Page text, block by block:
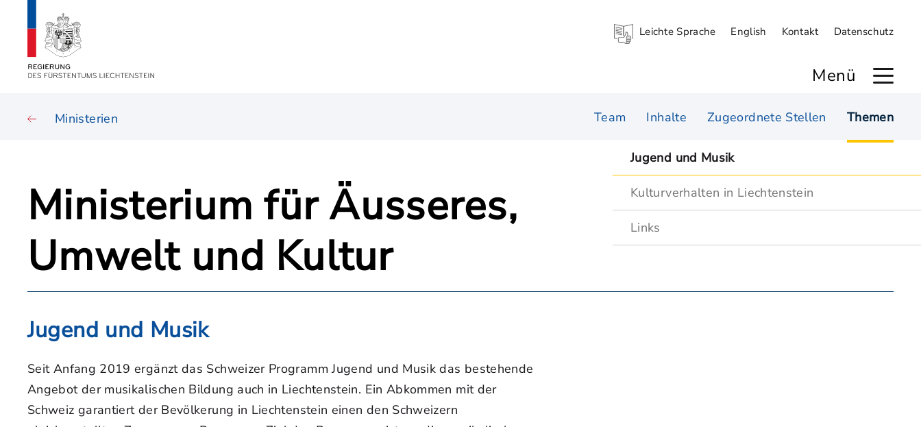
Leichte Sprache English Kontakt Datenschutz
Menü
Ministerien Team Inhalte Zugeordnete Stellen Themen
Jugend und Musik
Kulturverhalten in Liechtenstein
Links
Ministerium für Äusseres,
Umwelt und Kultur
Jugend und Musik
Seit Anfang 2019 ergänzt das Schweizer Programm Jugend und Musik das bestehende
Angebot der musikalischen Bildung auch in Liechtenstein. Ein Abkommen mit der
Schweiz garantiert der Bevölkerung in Liechtenstein einen den Schweizern